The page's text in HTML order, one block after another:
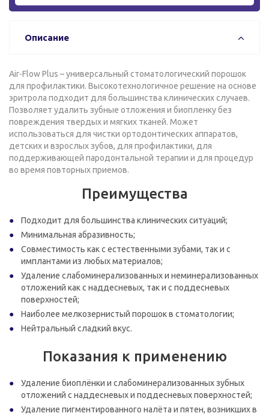
Описание
Air-Flow Plus – универсальный стоматологический порошок
для профилактики. Высокотехнологичное решение на основе
эритрола подходит для большинства клинических случаев.
Позволяет удалить зубные отложения и биопленку без
повреждения твердых и мягких тканей. Может
использоваться для чистки ортодонтических аппаратов,
детских и взрослых зубов, для профилактики, для
поддерживающей пародонтальной терапии и для процедур
во время повторных приемов.
Преимущества
Подходит для большинства клинических ситуаций;
Минимальная абразивность;
Совместимость как с естественными зубами, так и с
имплантами из любых материалов;
Удаление слабоминерализованных и неминерализованных
отложений как с наддесневых, так и с поддесневых
поверхностей;
Наиболее мелкозернистый порошок в стоматологии;
Нейтральный сладкий вкус.
Показания к применению
Удаление биоплёнки и слабоминерализованных зубных
отложений с наддесневых и поддесневых поверхностей;
Удаление пигментированного налёта и пятен, возникших в